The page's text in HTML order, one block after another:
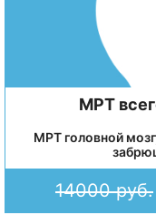
МРТ
МРТ головной
14000 руб.